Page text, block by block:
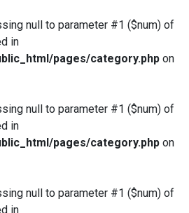
null to parameter #1 ($num) of
in
pages/category.php on
null to parameter #1 ($num) of
in
pages/category.php on
null to parameter #1 ($num) of
in